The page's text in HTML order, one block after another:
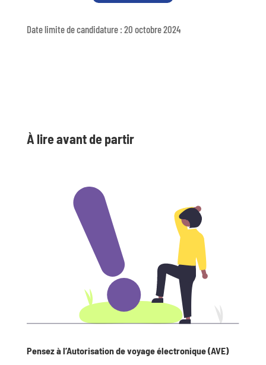
Date limite de candidature : 20 octobre 2024
À lire avant de partir
Pensez à l’Autorisation de voyage électronique (AVE)